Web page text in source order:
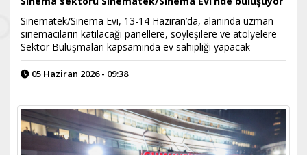
Sinematek/Sinema Evi, 13-14 Haziran’da, alanında uzman
sinemacıların katılacağı panellere, söyleşilere ve atölyelere
Sektör Buluşmaları kapsamında ev sahipliği yapacak
05 Haziran 2026 - 09:38